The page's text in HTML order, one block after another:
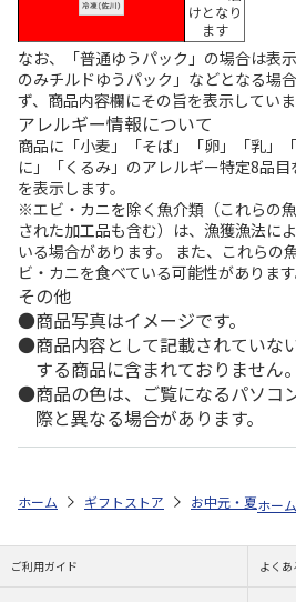
けとなり
ます
なお、「普通ゆうパック」の場合は表
のみチルドゆうパック」などとなる場
ず、商品内容欄にその旨を表示していま
アレルギー情報について
商品に「小麦」「そば」「卵」「乳」
に」「くるみ」のアレルギー特定8品
を表示します。
※エビ・カニを除く魚介類（これらの
された加工品も含む）は、漁獲漁法に
いる場合があります。 また、これらの
ビ・カニを食べている可能性があります
その他
商品写真はイメージです。
商品内容として記載されていな
する商品に含まれておりません。
商品の色は、ご覧になるパソコ
際と異なる場合があります。
ホーム ギフトストア お中元・夏ギフ
ホーム
ご利用ガイド よく